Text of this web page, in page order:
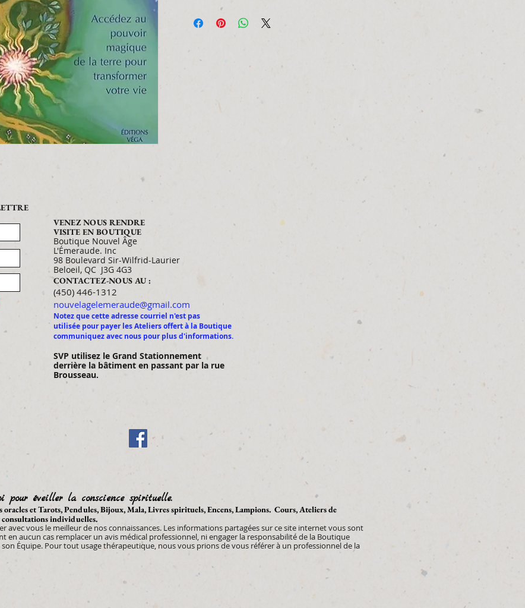
VENEZ NOUS RENDRE
VISITE EN BOUTIQUE
Boutique Nouvel Âge
L'Émeraude. Inc
98 Boulevard Sir-Wilfrid-Laurier
Beloeil, QC J3G 4G3
CONTACTEZ-NOUS AU :
​​​​​​​​​​​​​​​​​​​​(450) 446-1312
nouvelagelemeraude@gmail.com
Notez que cette adresse courriel n'est pas
utilisée pour payer les Ateliers offert à la Boutique
communiquez avec nous pour plus d'informations.
SVP utilisez le Grand Stationnement
derrière la bâtiment en passant par la rue
Brousseau.
pour éveiller la conscience spirituelle.
oracles et Tarots, Pendules, Bijoux, Mala, Livres spirituels, Encens, Lampions. Cours, Ateliers de
consultations individuelles.
avec vous le meilleur de nos connaissances. Les informations partagées sur ce site internet vous sont
en aucun cas remplacer un avis médical professionnel, ni engager la responsabilité de la Boutique
Équipe. Pour tout usage thérapeutique, nous vous prions de vous référer à un professionnel de la